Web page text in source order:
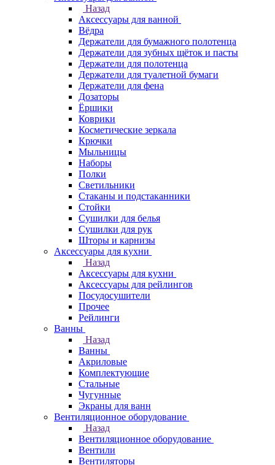
Назад
Аксессуары для ванной
Вёдра
Держатели для бумажного полотенца
Держатели для зубных щёток и пасты
Держатели для полотенца
Держатели для туалетной бумаги
Держатели для фена
Дозаторы
Ёршики
Коврики
Косметические зеркала
Крючки
Мыльницы
Наборы
Полки
Светильники
Стаканы и подстаканники
Стойки
Сушилки для белья
Сушилки для рук
Шторы и карнизы
Аксессуары для кухни
Назад
Аксессуары для кухни
Аксессуары для рейлингов
Посудосушители
Прочее
Рейлинги
Ванны
Назад
Ванны
Акриловые
Комплектующие
Стальные
Чугунные
Экраны для ванн
Вентиляционное оборудование
Назад
Вентиляционное оборудование
Вентили
Вентиляторы